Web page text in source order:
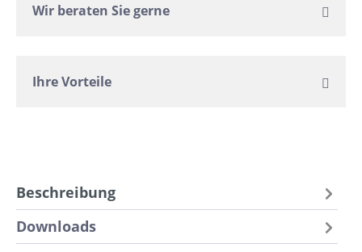
Wir beraten Sie gerne
Ihre Vorteile
Beschreibung
Downloads